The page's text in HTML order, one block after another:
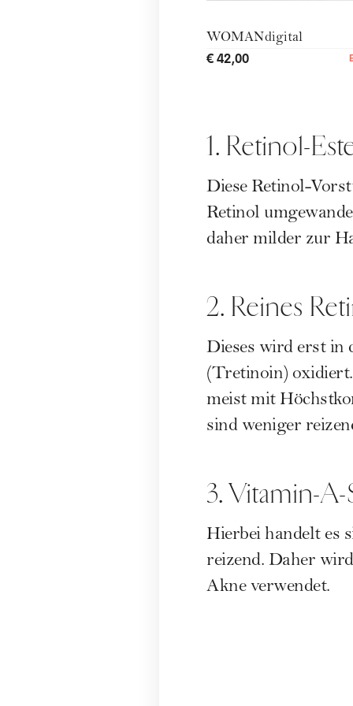
WOMANdigital
€ 42,00
1. Retinol-
Diese Retinol-
Retinol
daher milder zur
2. Reines
Dieses wird erst in
(Tretinoin)
meist mit
sind weniger
3. Vitamin-
Hierbei handelt es
reizend. Daher
Akne verwendet.